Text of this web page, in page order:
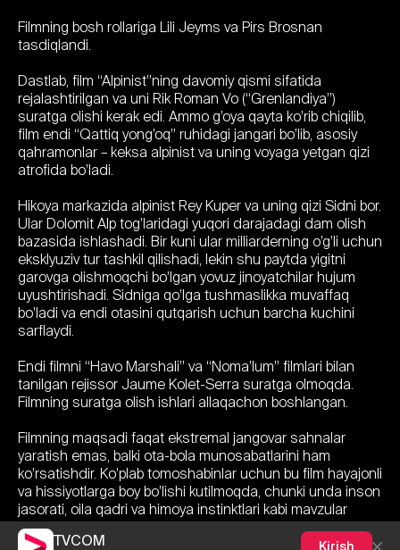
TVCOM Kirish
Filmning bosh rollariga Lili Jeyms va Pirs Brosnan
tasdiqlandi.
Dastlab, film “Alpinist”ning davomiy qismi sifatida
rejalashtirilgan va uni Rik Roman Vo (“Grenlandiya”)
suratga olishi kerak edi. Ammo g’oya qayta ko’rib chiqilib,
film endi “Qattiq yong’oq” ruhidagi jangari bo’lib, asosiy
qahramonlar – keksa alpinist va uning voyaga yetgan qizi
atrofida bo’ladi.
Hikoya markazida alpinist Rey Kuper va uning qizi Sidni bor.
Ular Dolomit Alp tog’laridagi yuqori darajadagi dam olish
bazasida ishlashadi. Bir kuni ular milliarderning o’g’li uchun
eksklyuziv tur tashkil qilishadi, lekin shu paytda yigitni
garovga olishmoqchi bo’lgan yovuz jinoyatchilar hujum
uyushtirishadi. Sidniga qo’lga tushmaslikka muvaffaq
bo’ladi va endi otasini qutqarish uchun barcha kuchini
sarflaydi.
Endi filmni “Havo Marshali” va “Noma’lum” filmlari bilan
tanilgan rejissor Jaume Kolet-Serra suratga olmoqda.
Filmning suratga olish ishlari allaqachon boshlangan.
Filmning maqsadi faqat ekstremal jangovar sahnalar
yaratish emas, balki ota-bola munosabatlarini ham
ko’rsatishdir. Ko’plab tomoshabinlar uchun bu film hayajonli
va hissiyotlarga boy bo’lishi kutilmoqda, chunki unda inson
jasorati, oila qadri va himoya instinktlari kabi mavzular
yoritiladi. Lili Jeyms va Pirs Brosnanning kuchli ijrosi esa
filmga alohida zavq bag’ishlashi aniq.